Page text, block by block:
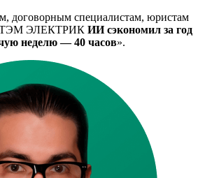
договорным специалистам, юристам
ЭЛЕКТРИК ИИ сэкономил за год
неделю — 40 часов».